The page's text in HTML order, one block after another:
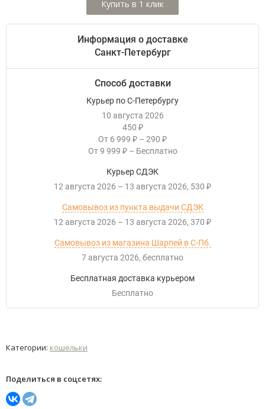
Информация о доставке
Санкт-Петербург
Способ доставки
Курьер по С-Петербургу
10 августа 2026
450 ₽
От 6 999 ₽ – 290 ₽
От 9 999 ₽ – Бесплатно
Курьер СДЭК
12 августа 2026 – 13 августа 2026 530 ₽
Самовывоз из пункта выдачи СДЭК
12 августа 2026 – 13 августа 2026 370 ₽
Самовывоз из магазина Шарпей в С-Пб.
7 августа 2026
Бесплатно
Бесплатная доставка курьером
Бесплатно
Категории: кошельки
Поделиться в соцсетях: